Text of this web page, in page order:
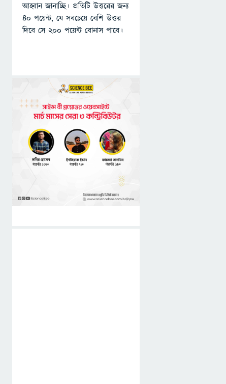
আহ্বান জানাচ্ছি। প্রতিটি উত্তরের জন্য
৪০ পয়েন্ট, যে সবচেয়ে বেশি উত্তর
দিবে সে ২০০ পয়েন্ট বোনাস পাবে।